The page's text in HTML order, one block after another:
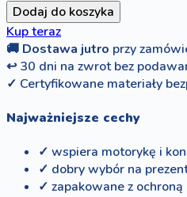
Dodaj do koszyka
Kup teraz
🚚 Dostawa jutro przy
↩ 30 dni na zwrot bez
✓ Certyfikowane materiały
Najważniejsze cechy
✓ wspiera motorykę i
✓ dobry wybór na
✓ zapakowane z ochroną